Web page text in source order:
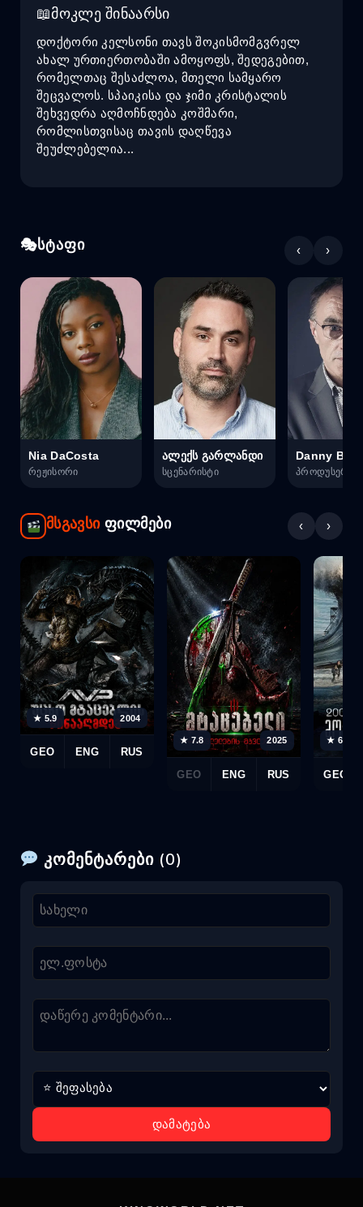
მოკლე შინაარსი
დოქტორი კელსონი თავს შოკისმომგვრელ
ახალ ურთიერთობაში ამოყოფს, შედეგებით,
რომელთაც შესაძლოა, მთელი სამყარო
შეცვალოს. სპაიკისა და ჯიმი კრისტალის
შეხვედრა აღმოჩნდება კოშმარი,
რომლისთვისაც თავის დაღწევა
შეუძლებელია...
სტაფი ‹ ›
Nia DaCosta
რეჟისორი
ალექს გარლანდი
სცენარისტი
Danny
პროდუსერი
მსგავსიფილმები ‹ ›
★ 5.9 2004
GEO ENG RUS
★ 7.8 2025
GEO ENG RUS
★ 6.9
GEO
კომენტარები (0)
დამატება